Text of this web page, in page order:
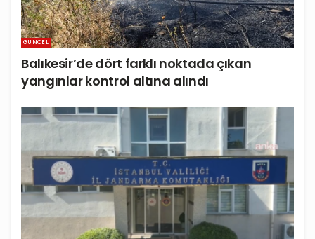
GÜNCEL
Balıkesir’de dört farklı noktada çıkan
yangınlar kontrol altına alındı